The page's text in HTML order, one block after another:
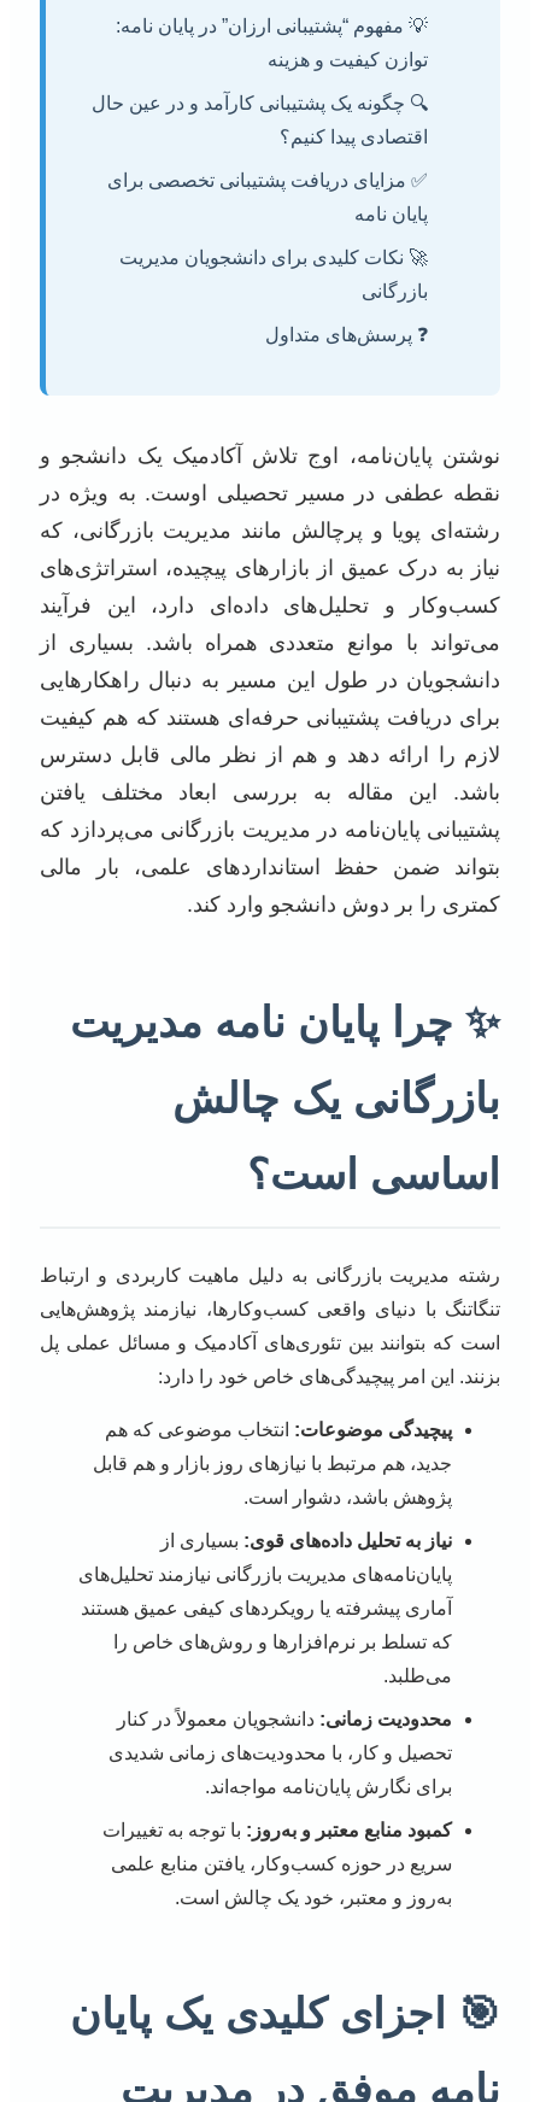
💡 مفهوم “پشتیبانی ارزان” در پایان نامه:
توازن کیفیت و هزینه
🔍 چگونه یک پشتیبانی کارآمد و در عین حال
اقتصادی پیدا کنیم؟
✅ مزایای دریافت پشتیبانی تخصصی برای
پایان نامه
🚀 نکات کلیدی برای دانشجویان مدیریت
بازرگانی
❓ پرسش‌های متداول
نوشتن پایان‌نامه، اوج تلاش آکادمیک یک دانشجو و
نقطه عطفی در مسیر تحصیلی اوست. به ویژه در
رشته‌ای پویا و پرچالش مانند مدیریت بازرگانی، که
نیاز به درک عمیق از بازارهای پیچیده، استراتژی‌های
کسب‌وکار و تحلیل‌های داده‌ای دارد، این فرآیند
می‌تواند با موانع متعددی همراه باشد. بسیاری از
دانشجویان در طول این مسیر به دنبال راهکارهایی
برای دریافت پشتیبانی حرفه‌ای هستند که هم کیفیت
لازم را ارائه دهد و هم از نظر مالی قابل دسترس
باشد. این مقاله به بررسی ابعاد مختلف یافتن
پشتیبانی پایان‌نامه در مدیریت بازرگانی می‌پردازد که
بتواند ضمن حفظ استانداردهای علمی، بار مالی
کمتری را بر دوش دانشجو وارد کند.
✨ چرا پایان نامه مدیریت
بازرگانی یک چالش
اساسی است؟
رشته مدیریت بازرگانی به دلیل ماهیت کاربردی و ارتباط
تنگاتنگ با دنیای واقعی کسب‌وکارها، نیازمند پژوهش‌هایی
است که بتوانند بین تئوری‌های آکادمیک و مسائل عملی پل
بزنند. این امر پیچیدگی‌های خاص خود را دارد:
پیچیدگی موضوعات: انتخاب موضوعی که هم
جدید، هم مرتبط با نیازهای روز بازار و هم قابل
پژوهش باشد، دشوار است.
نیاز به تحلیل داده‌های قوی: بسیاری از
پایان‌نامه‌های مدیریت بازرگانی نیازمند تحلیل‌های
آماری پیشرفته یا رویکردهای کیفی عمیق هستند
که تسلط بر نرم‌افزارها و روش‌های خاص را
می‌طلبد.
محدودیت زمانی: دانشجویان معمولاً در کنار
تحصیل و کار، با محدودیت‌های زمانی شدیدی
برای نگارش پایان‌نامه مواجه‌اند.
کمبود منابع معتبر و به‌روز: با توجه به تغییرات
سریع در حوزه کسب‌وکار، یافتن منابع علمی
به‌روز و معتبر، خود یک چالش است.
🎯 اجزای کلیدی یک پایان
نامه موفق در مدیریت